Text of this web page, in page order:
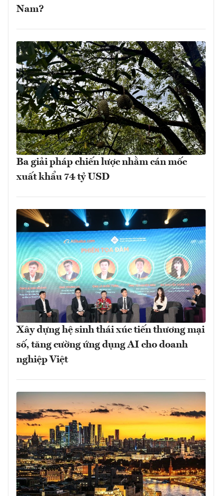
Nam?
Ba giải pháp chiến lược nhằm cán mốc
xuất khẩu 74 tỷ USD
Xây dựng hệ sinh thái xúc tiến thương mại
số, tăng cường ứng dụng AI cho doanh
nghiệp Việt